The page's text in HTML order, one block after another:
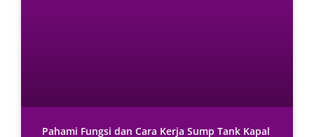
Pahami Fungsi dan Cara Kerja Sump Tank Kapal